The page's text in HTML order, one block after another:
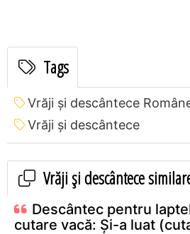
Tags
Vrăji și descântece
Vrăji și descântece
Vrăji și descântece
Descântec pentru
cutare vacă: Și-a luat